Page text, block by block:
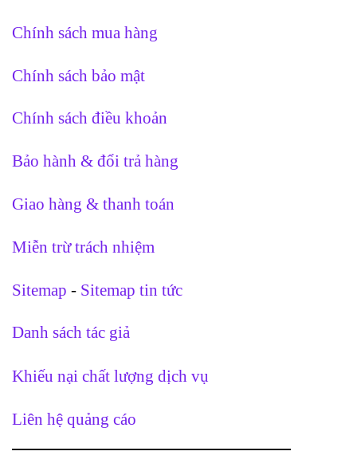
Chính sách mua hàng
Chính sách bảo mật
Chính sách điều khoản
Bảo hành & đổi trả hàng
Giao hàng & thanh toán
Miễn trừ trách nhiệm
Sitemap - Sitemap tin tức
Danh sách tác giả
Khiếu nại chất lượng dịch vụ
Liên hệ quảng cáo